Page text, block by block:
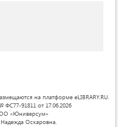
на платформе eLIBRARY.RU.
91811 от 17.06.2026
«Юниверсум»
Оскаровна.